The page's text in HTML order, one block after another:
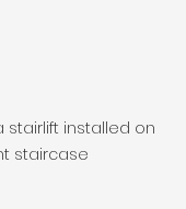
stairlift installed on
staircase